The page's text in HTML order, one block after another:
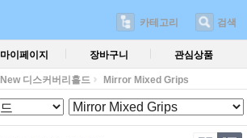
카테고리 검색
마이페이지 장바구니 관심상품
New 디스커버리홀드 Mirror Mixed Grips